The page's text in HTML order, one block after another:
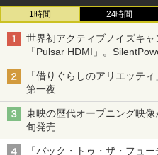
1時間 24時間
世界初アクティブノイズキ
「Pulsar HDMI」。
「借りぐらしのアリエッテ
第一夜
東映の歴代オープニング映
旬発売
「バック・トゥ・ザ・フュ